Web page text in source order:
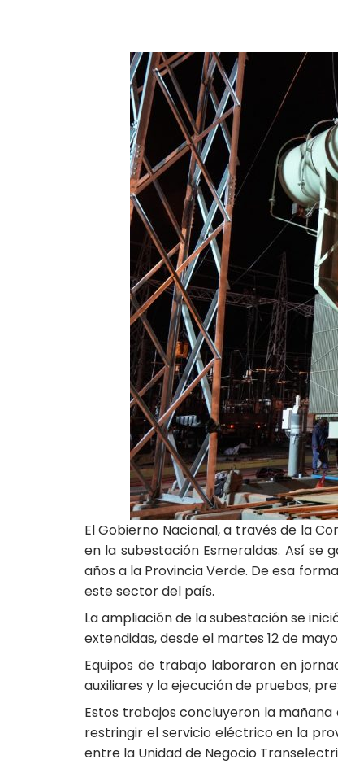
El Gobierno Nacional, a través de la
en la subestación Esmeraldas. Así se
años a la Provincia Verde. De esa
este sector del país.
La ampliación de la subestación se
extendidas, desde el martes 12 de
Equipos de trabajo laboraron en
auxiliares y la ejecución de pruebas,
Estos trabajos concluyeron la
restringir el servicio eléctrico en la
entre la Unidad de Negocio